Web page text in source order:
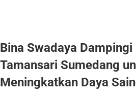
Bina Swadaya Dampingi
Tamansari Sumedang
Meningkatkan Daya